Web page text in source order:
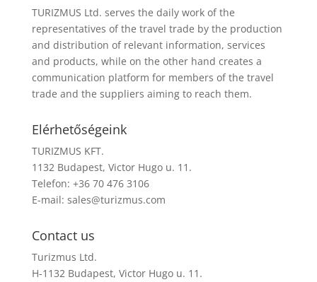
TURIZMUS Ltd. serves the daily work of the
representatives of the travel trade by the production
and distribution of relevant information, services
and products, while on the other hand creates a
communication platform for members of the travel
trade and the suppliers aiming to reach them.
Elérhetőségeink
TURIZMUS KFT.
1132 Budapest, Victor Hugo u. 11.
Telefon: +36 70 476 3106
E-mail: sales@turizmus.com
Contact us
Turizmus Ltd.
H-1132 Budapest, Victor Hugo u. 11.